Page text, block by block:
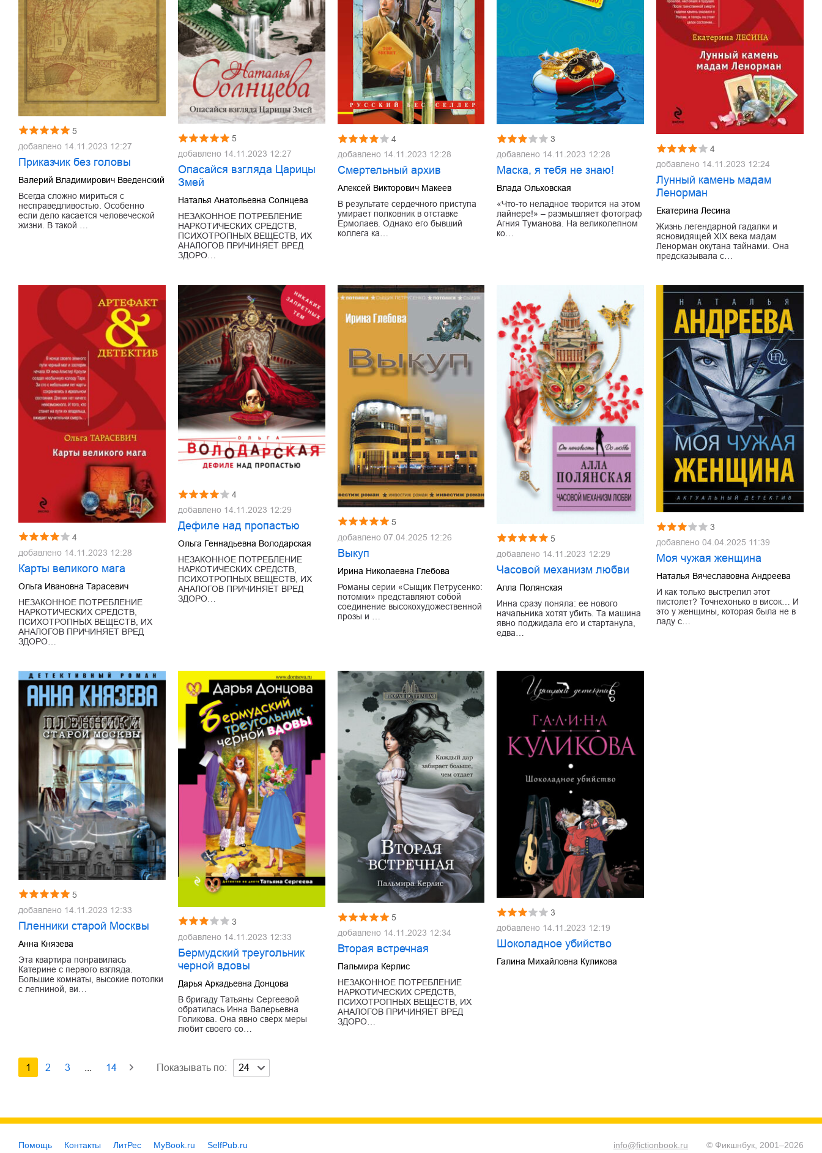
5
добавлено 14.11.2023 12:27
Приказчик без головы
Валерий Владимирович Введенский
Всегда сложно мириться с
несправедливостью. Особенно
если дело касается человеческой
жизни. В такой …
5
добавлено 14.11.2023 12:27
Опасайся взгляда Царицы
Змей
Наталья Анатольевна Солнцева
НЕЗАКОННОЕ ПОТРЕБЛЕНИЕ
НАРКОТИЧЕСКИХ СРЕДСТВ,
ПСИХОТРОПНЫХ ВЕЩЕСТВ, ИХ
АНАЛОГОВ ПРИЧИНЯЕТ ВРЕД
ЗДОРО…
4
добавлено 14.11.2023 12:28
Смертельный архив
Алексей Викторович Макеев
В результате сердечного приступа
умирает полковник в отставке
Ермолаев. Однако его бывший
коллега ка…
3
добавлено 14.11.2023 12:28
Маска, я тебя не знаю!
Влада Ольховская
«Что-то неладное творится на этом
лайнере!» – размышляет фотограф
Агния Туманова. На великолепном
ко…
4
добавлено 14.11.2023 12:24
Лунный камень мадам
Ленорман
Екатерина Лесина
Жизнь легендарной гадалки и
ясновидящей XIX века мадам
Ленорман окутана тайнами. Она
предсказывала с…
4
добавлено 14.11.2023 12:28
Карты великого мага
Ольга Ивановна Тарасевич
НЕЗАКОННОЕ ПОТРЕБЛЕНИЕ
НАРКОТИЧЕСКИХ СРЕДСТВ,
ПСИХОТРОПНЫХ ВЕЩЕСТВ, ИХ
АНАЛОГОВ ПРИЧИНЯЕТ ВРЕД
ЗДОРО…
4
добавлено 14.11.2023 12:29
Дефиле над пропастью
Ольга Геннадьевна Володарская
НЕЗАКОННОЕ ПОТРЕБЛЕНИЕ
НАРКОТИЧЕСКИХ СРЕДСТВ,
ПСИХОТРОПНЫХ ВЕЩЕСТВ, ИХ
АНАЛОГОВ ПРИЧИНЯЕТ ВРЕД
ЗДОРО…
5
добавлено 07.04.2025 12:26
Выкуп
Ирина Николаевна Глебова
Романы серии «Сыщик Петрусенко:
потомки» представляют собой
соединение высокохудожественной
прозы и …
5
добавлено 14.11.2023 12:29
Часовой механизм любви
Алла Полянская
Инна сразу поняла: ее нового
начальника хотят убить. Та машина
явно поджидала его и стартанула,
едва…
3
добавлено04.04.2025 11:39
Моя чужая женщина
Наталья Вячеславовна Андреева
И как только выстрелил этот
пистолет? Точнехонько в висок… И
это у женщины, которая была не в
ладу с…
5
добавлено 14.11.2023 12:33
Пленники старой Москвы
Анна Князева
Эта квартира понравилась
Катерине с первого взгляда.
Большие комнаты, высокие потолки
с лепниной, ви…
3
добавлено 14.11.2023 12:33
Бермудский треугольник
черной вдовы
Дарья Аркадьевна Донцова
В бригаду Татьяны Сергеевой
обратилась Инна Валерьевна
Голикова. Она явно сверх меры
любит своего со…
5
добавлено 14.11.2023 12:34
Вторая встречная
Пальмира Керлис
НЕЗАКОННОЕ ПОТРЕБЛЕНИЕ
НАРКОТИЧЕСКИХ СРЕДСТВ,
ПСИХОТРОПНЫХ ВЕЩЕСТВ, ИХ
АНАЛОГОВ ПРИЧИНЯЕТ ВРЕД
ЗДОРО…
3
добавлено 14.11.2023 12:19
Шоколадное убийство
Галина Михайловна Куликова
1 2 3 14 Показывать по: 24
Помощь Контакты ЛитРес MyBook.ru SelfPub.ru info@fictionbook.ru © Фикшнбук, 2001–2026